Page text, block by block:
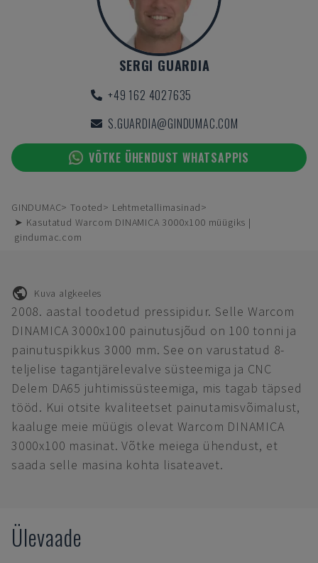
SERGI GUARDIA
+49 162 4027635
S.GUARDIA@GINDUMAC.COM
VÕTKE ÜHENDUST WHATSAPPIS
GINDUMAC Tooted
Lehtmetallimasinad
➤ Kasutatud Warcom DINAMICA 3000x100 müügiks |
gindumac.com
Kuva algkeeles
2008. aastal toodetud pressipidur. Selle Warcom
DINAMICA 3000x100 painutusjõud on 100 tonni ja
painutuspikkus 3000 mm. See on varustatud 8-
teljelise tagantjärelevalve süsteemiga ja CNC
Delem DA65 juhtimissüsteemiga, mis tagab täpsed
tööd. Kui otsite kvaliteetset painutamisvõimalust,
kaaluge meie müügis olevat Warcom DINAMICA
3000x100 masinat. Võtke meiega ühendust, et
saada selle masina kohta lisateavet.
Ülevaade